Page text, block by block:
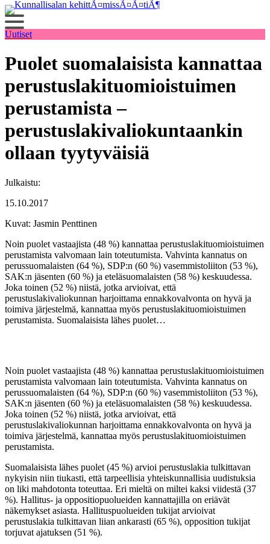
Siirry
sisältöön
Uutiset
Puolet suomalaisista kannattaa
perustuslakituomioistuimen
perustamista –
perustuslakivaliokuntaankin
ollaan tyytyväisiä
Julkaistu:
15.10.2017
Kuvat: Jasmin Penttinen
Noin puolet vastaajista (48 %) kannattaa perustuslakituomioistuimen
perustamista valvomaan lain toteutumista. Vahvinta kannatus on
perussuomalaisten (64 %), SDP:n (60 %) vasemmistoliiton (53 %),
SAK:n jäsenten (60 %) ja eteläsuomalaisten (58 %) keskuudessa.
Joka toinen (52 %) niistä, jotka arvioivat, että
perustuslakivaliokunnan harjoittama ennakkovalvonta on hyvä ja
toimiva järjestelmä, kannattaa myös perustuslakituomioistuimen
perustamista. Suomalaisista lähes puolet…
Noin puolet vastaajista (48 %) kannattaa perustuslakituomioistuimen
perustamista valvomaan lain toteutumista. Vahvinta kannatus on
perussuomalaisten (64 %), SDP:n (60 %) vasemmistoliiton (53 %),
SAK:n jäsenten (60 %) ja eteläsuomalaisten (58 %) keskuudessa.
Joka toinen (52 %) niistä, jotka arvioivat, että
perustuslakivaliokunnan harjoittama ennakkovalvonta on hyvä ja
toimiva järjestelmä, kannattaa myös perustuslakituomioistuimen
perustamista.
Suomalaisista lähes puolet (45 %) arvioi perustuslakia tulkittavan
nykyisin niin tiukasti, että tarpeellisia yhteiskunnallisia uudistuksia
on liki mahdotonta toteuttaa. Eri mieltä on miltei kaksi viidestä (37
%). Hallitus- ja oppositiopuolueiden kannattajilla on eriävät
näkemykset asiasta. Hallituspuolueiden tukijat arvioivat
perustuslakia tulkittavan liian ankarasti (65 %), opposition tukijat
torjuvat ajatuksen (51 %).